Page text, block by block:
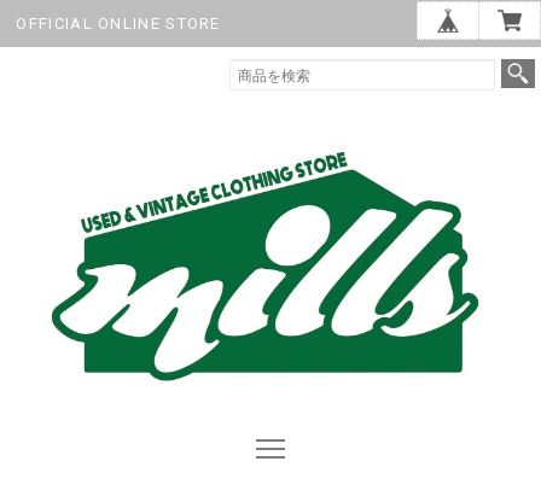
OFFICIAL ONLINE STORE